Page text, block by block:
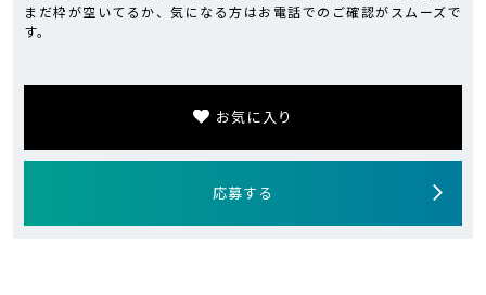
まだ枠が空いてるか、気になる方はお電話でのご確認がスムーズで
す。
お気に入り
応募する